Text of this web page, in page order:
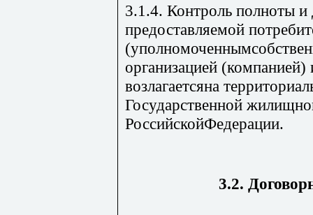
3.1.4. Контроль полноты
предоставляемой
организацией (компанией)
возлагаетсяна
Государственной
РоссийскойФедерации.
3.2.